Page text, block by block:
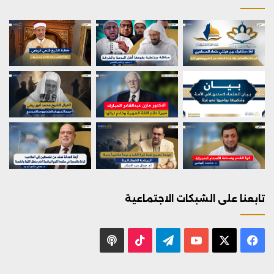
تابعنا على الشبكات الاجتماعية
فيسبوك يوتيوب تيلقرام ‫TikTok